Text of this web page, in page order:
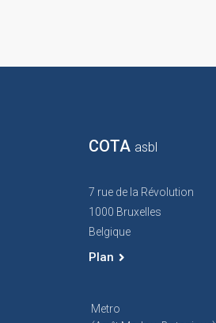
COTA asbl
7 rue de la Révolution
1000 Bruxelles
Belgique
Plan
Metro